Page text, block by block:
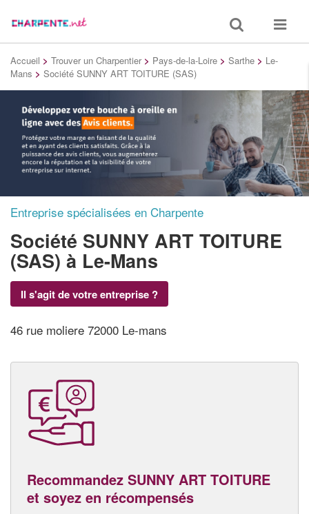
Toggle
search
Toggle
Accueil > Trouver un Charpentier > Pays-de-la-Loire > Sarthe > Le-
Mans > Société SUNNY ART TOITURE (SAS)
Entreprise spécialisées en Charpente
Société SUNNY ART TOITURE
(SAS) à Le-Mans
Il s'agit de votre entreprise ?
46 rue moliere 72000 Le-mans
Recommandez SUNNY ART TOITURE
et soyez en récompensés